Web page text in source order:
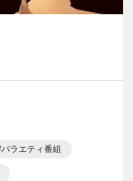
バラエティ番組